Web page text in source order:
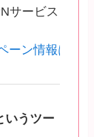
サービスを利
ーン情報はこ
いうツー